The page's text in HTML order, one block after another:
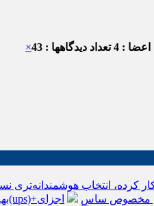
اعضا : 4 تعداد دیدگاهها : 43 ×
کرده، انتخاب هوشمندانه‌تری
مخصوص ساس
اجزای